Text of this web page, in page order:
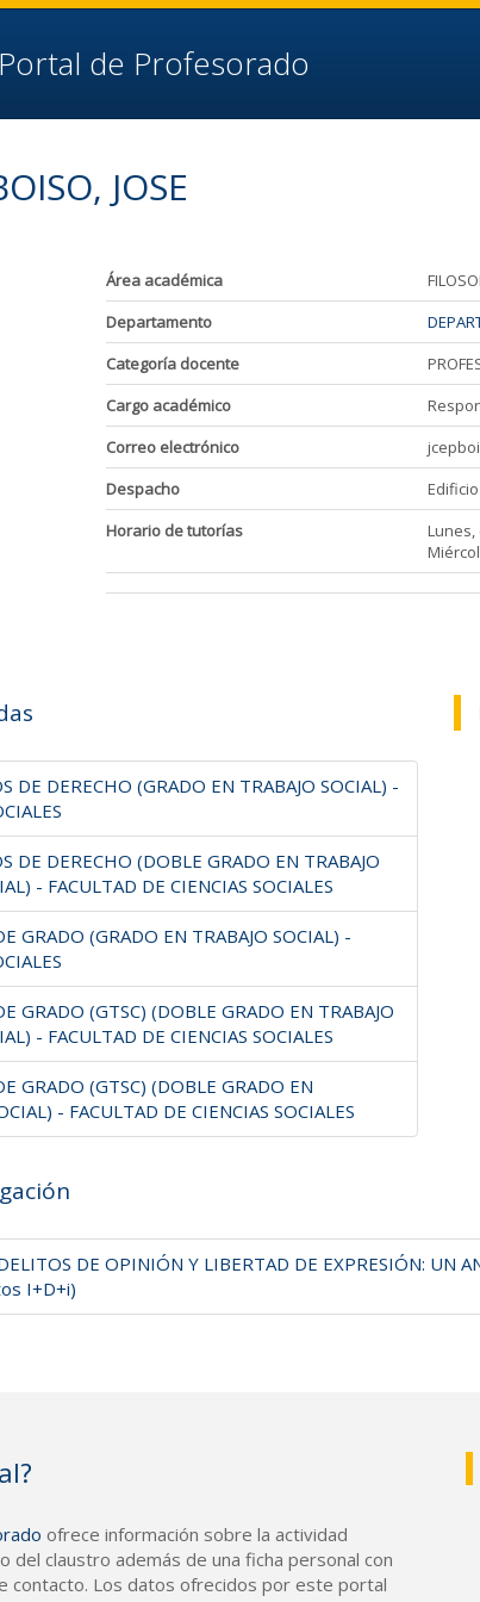
Portal de Profesorado
JOSE
Área académica
Departamento
Categoría docente
Cargo académico
Correo electrónico
Despacho
Horario de tutorías
Lunes,
DE DERECHO (GRADO EN TRABAJO SOCIAL) -
DE DERECHO (DOBLE GRADO EN TRABAJO
- FACULTAD DE CIENCIAS SOCIALES
GRADO (GRADO EN TRABAJO SOCIAL) -
GRADO (GTSC) (DOBLE GRADO EN TRABAJO
- FACULTAD DE CIENCIAS SOCIALES
GRADO (GTSC) (DOBLE GRADO EN
- FACULTAD DE CIENCIAS SOCIALES
DE OPINIÓN Y LIBERTAD DE EXPRESIÓN: UN
I+D+i)
ofrece información sobre la actividad
claustro además de una ficha personal con
contacto. Los datos ofrecidos por este portal